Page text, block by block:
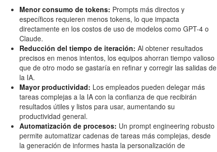
Menor consumo de tokens: Prompts más directos y
específicos requieren menos tokens, lo que impacta
directamente en los costos de uso de modelos como GPT-4 o
Claude.
Reducción del tiempo de iteración: Al obtener resultados
precisos en menos intentos, los equipos ahorran tiempo valioso
que de otro modo se gastaría en refinar y corregir las salidas de
la IA.
Mayor productividad: Los empleados pueden delegar más
tareas complejas a la IA con la confianza de que recibirán
resultados útiles y listos para usar, aumentando su
productividad general.
Automatización de procesos: Un prompt engineering robusto
permite automatizar cadenas de tareas más complejas, desde
la generación de informes hasta la personalización de